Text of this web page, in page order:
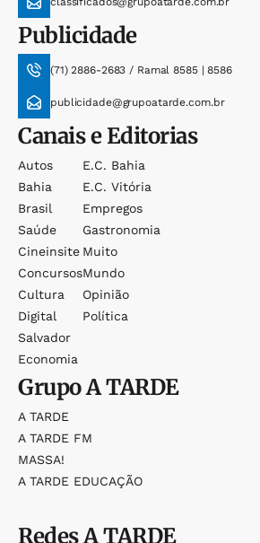
Publicidade
(71) 2886-2683 / Ramal 8585 | 8586
publicidade@grupoatarde.com.br
Canais e Editorias
Autos
Bahia
Brasil
Saúde
Cineinsite
Concursos
Cultura
Digital
Salvador
Economia
E.c. Bahia
E.c. Vitória
Empregos
Gastronomia
Muito
Mundo
Opinião
Política
GrupoA TARDE
A TARDE
A TARDE FM
MASSA!
A TARDE EDUCAÇÃO
RedesA TARDE